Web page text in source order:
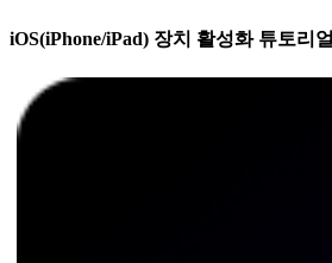
iOS(iPhone/iPad) 장치 활성화 튜토리얼